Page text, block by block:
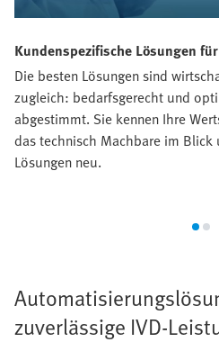
Kundenspezifische Lösungen
Die besten Lösungen sind
zugleich: bedarfsgerecht und
abgestimmt. Sie kennen Ihre
das technisch Machbare im
Lösungen neu.
zuverlässige IVD-